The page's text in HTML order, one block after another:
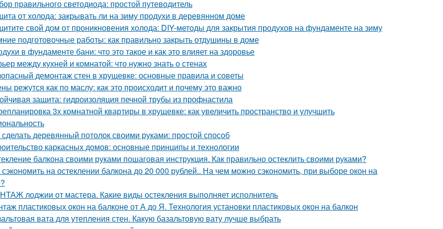
правильного светодиода: простой путеводитель
от холода: закрывать ли на зиму продухи в деревянном доме
свой дом от проникновения холода: DIY-методы для закрытия продухов на фундаменте на зиму
подготовочные работы: как правильно закрыть отдушины в доме
в фундаменте бани: что это такое и как это влияет на здоровье
между кухней и комнатой: что нужно знать о стенах
демонтаж стен в хрущевке: основные правила и советы
режутся как по маслу: как это происходит и почему это важно
защита: гидроизоляция печной трубы из профнастила
3х комнатной квартиры в хрущевке: как увеличить пространство и улучшить
сделать деревянный потолок своими руками: простой способ
каркасных домов: основные принципы и технологии
балкона своими руками пошаговая инструкция. Как правильно остеклить своими руками?
сэкономить на остеклении балкона до 20 000 рублей.. На чем можно сэкономить, при выборе окон на
лоджии от мастера. Какие виды остекления выполняет исполнитель
пластиковых окон на балконе от А до Я. Технология установки пластиковых окон на балкон
вата для утепления стен. Какую базальтовую вату лучше выбрать